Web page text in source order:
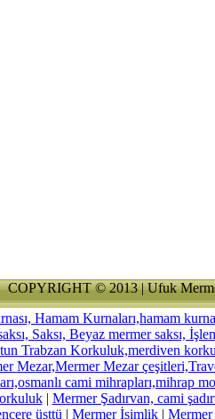
COPYRIGHT © 2013 | Ufuk
Hamam Kurnaları,hamam
Saksı, Beyaz mermer saksı,
Trabzan Korkuluk,merdiven
Mezar,Mermer Mezar
cami mihrapları,mihrap
| Mermer Şadırvan, cami
üsttü | Mermer İsimlik|